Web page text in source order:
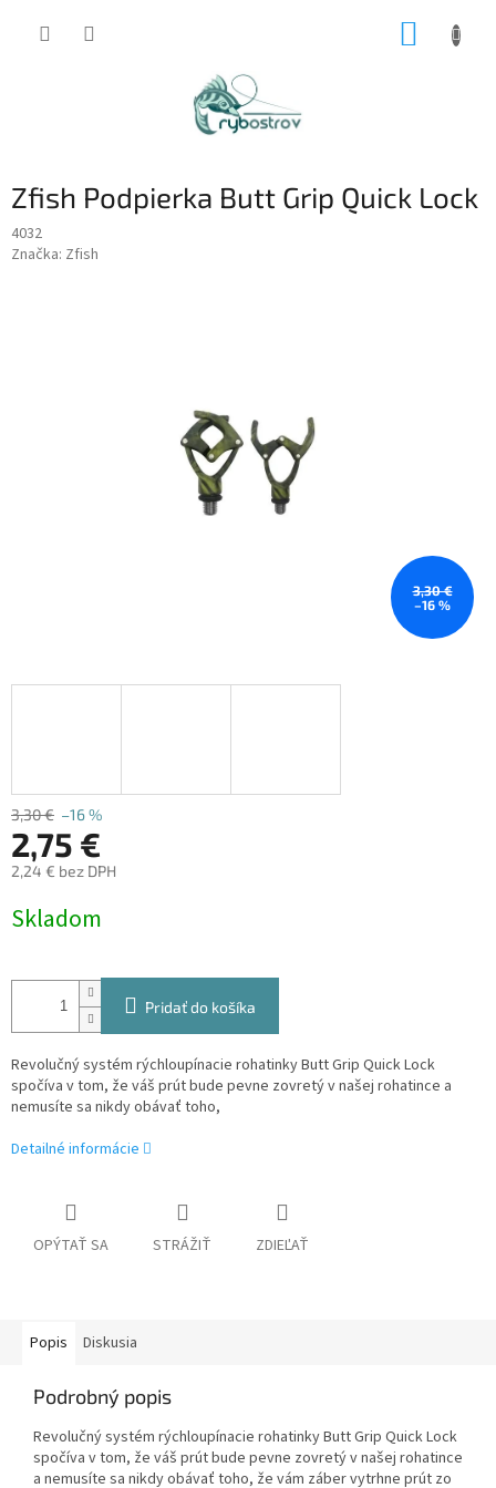
Zfish Podpierka Butt Grip Quick Lock
4032
Značka: Zfish
3,30 €
–16 %
3,30 € –16 %
2,75 €
2,24 € bez DPH
cena:
Skladom
Pridať do košíka
Revolučný systém rýchloupínacie rohatinky Butt Grip Quick Lock
spočíva v tom, že váš prút bude pevne zovretý v našej rohatince a
nemusíte sa nikdy obávať toho,
Detailné informácie
OPÝTAŤ SA STRÁŽIŤ ZDIEĽAŤ
Popis Diskusia
Podrobný popis
Revolučný systém rýchloupínacie rohatinky Butt Grip Quick Lock
spočíva v tom, že váš prút bude pevne zovretý v našej rohatince
a nemusíte sa nikdy obávať toho, že vám záber vytrhne prút zo